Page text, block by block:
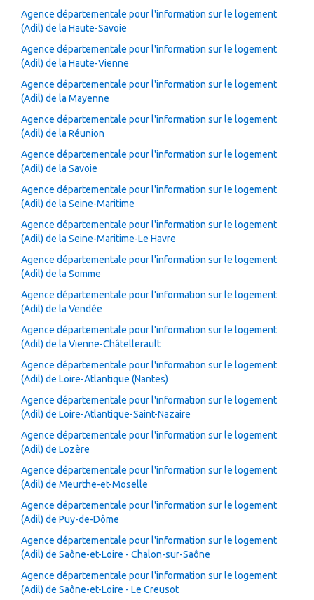
Agence départementale pour l'information sur le logement
(Adil) de la Haute-Savoie
Agence départementale pour l'information sur le logement
(Adil) de la Haute-Vienne
Agence départementale pour l'information sur le logement
(Adil) de la Mayenne
Agence départementale pour l'information sur le logement
(Adil) de la Réunion
Agence départementale pour l'information sur le logement
(Adil) de la Savoie
Agence départementale pour l'information sur le logement
(Adil) de la Seine-Maritime
Agence départementale pour l'information sur le logement
(Adil) de la Seine-Maritime-Le Havre
Agence départementale pour l'information sur le logement
(Adil) de la Somme
Agence départementale pour l'information sur le logement
(Adil) de la Vendée
Agence départementale pour l'information sur le logement
(Adil) de la Vienne-Châtellerault
Agence départementale pour l'information sur le logement
(Adil) de Loire-Atlantique (Nantes)
Agence départementale pour l'information sur le logement
(Adil) de Loire-Atlantique-Saint-Nazaire
Agence départementale pour l'information sur le logement
(Adil) de Lozère
Agence départementale pour l'information sur le logement
(Adil) de Meurthe-et-Moselle
Agence départementale pour l'information sur le logement
(Adil) de Puy-de-Dôme
Agence départementale pour l'information sur le logement
(Adil) de Saône-et-Loire - Chalon-sur-Saône
Agence départementale pour l'information sur le logement
(Adil) de Saône-et-Loire - Le Creusot